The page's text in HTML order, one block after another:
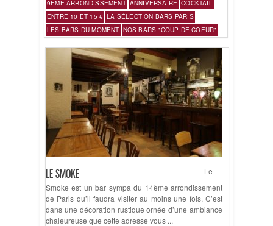
9ÈME ARRONDISSEMENT ANNIVERSAIRE COCKTAIL
ENTRE 10 ET 15 € LA SÉLECTION BARS PARIS
LES BARS DU MOMENT NOS BARS "COUP DE COEUR"
LE SMOKE
Le
Smoke est un bar sympa du 14ème arrondissement
de Paris qu’il faudra visiter au moins une fois. C’est
dans une décoration rustique ornée d’une ambiance
chaleureuse que cette adresse vous ...